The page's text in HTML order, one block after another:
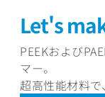
PAEK